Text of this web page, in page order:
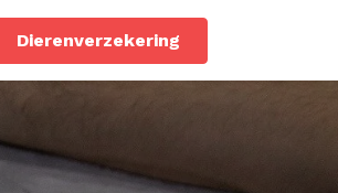
Dierenverzekering